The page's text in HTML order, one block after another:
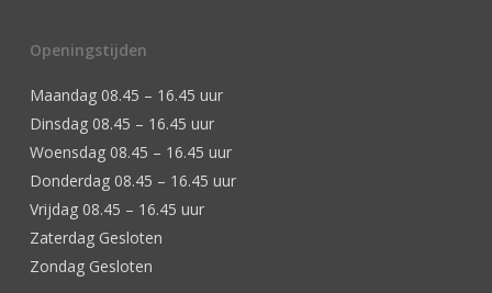
Openingstijden
Maandag 08.45 – 16.45 uur
Dinsdag 08.45 – 16.45 uur
Woensdag 08.45 – 16.45 uur
Donderdag 08.45 – 16.45 uur
Vrijdag 08.45 – 16.45 uur
Zaterdag Gesloten
Zondag Gesloten